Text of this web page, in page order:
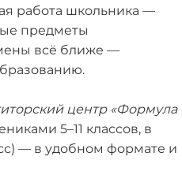
работа школьника —
предметы
всё ближе —
центр «Формула
5–11 классов, в
— в удобном формате и